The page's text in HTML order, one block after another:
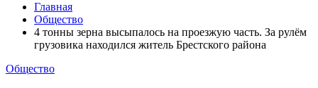
Главная
Общество
4 тонны зерна высыпалось на проезжую часть. За рулём
грузовика находился житель Брестского района
Общество